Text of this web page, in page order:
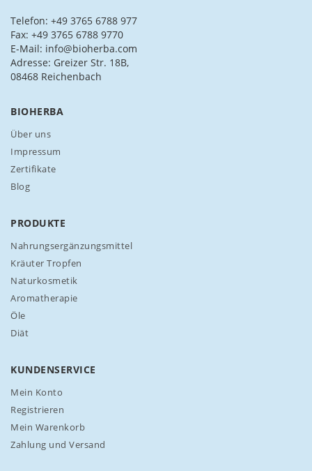
s
i
c
h
f
u
n
r
e
e
w
s
e
t
t
e
n
Telefon: +49 3765 6788 977
Fax: +49 3765 6788 9770
E-Mail: info@bioherba.com
Adresse: Greizer Str. 18B,
08468 Reichenbach
BIOHERBA
Über uns
Impressum
Zertifikate
Blog
PRODUKTE
Nahrungsergänzungsmittel
Kräuter Tropfen
Naturkosmetik
Aromatherapie
Öle
Diät
KUNDENSERVICE
Mein Konto
Registrieren
Mein Warenkorb
Zahlung und Versand